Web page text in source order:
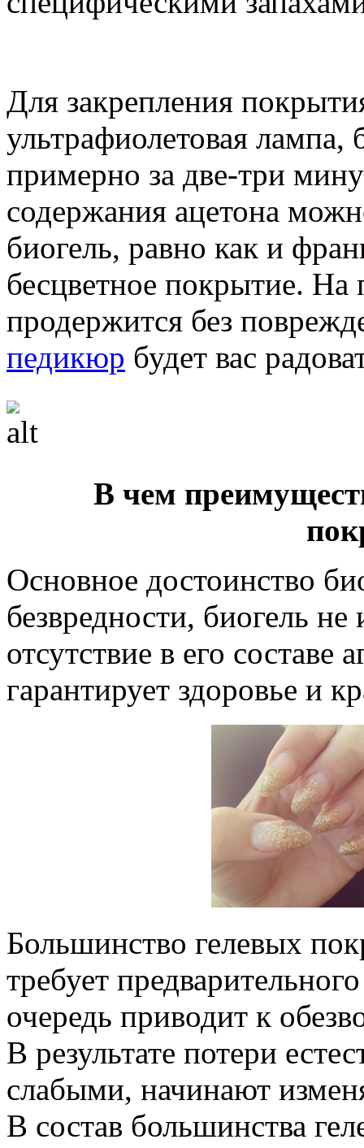
Для закрепления
ультрафиолетовая
примерно за две-три
содержания ацетона
биогель, равно как и
бесцветное покрытие. На
продержится без
педикюр будет вас
В чем
Основное достоинство
безвредности, биогель не
отсутствие в его составе
гарантирует здоровье и
Большинство гелевых
требует
очередь приводит к
В результате потери
слабыми, начинают
В состав большинства